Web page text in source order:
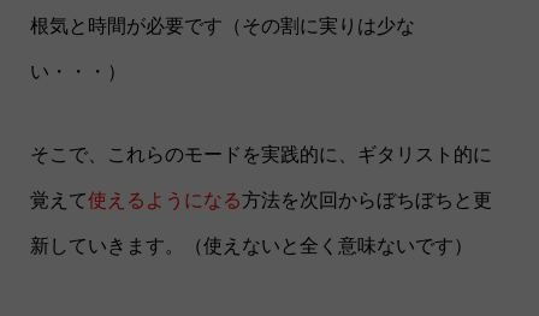
根気と時間が必要です（その割に実りは少な
い・・・）
そこで、これらのモードを実践的に、ギタリスト的に
覚えて使えるようになる方法を次回からぼちぼちと更
新していきます。（使えないと全く意味ないです）